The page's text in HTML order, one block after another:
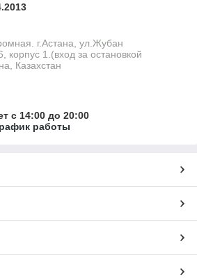
г.Астана, ул.Жубан
корпус 1.(вход за остановкой
Казахстан
с 14:00 до 20:00
работы